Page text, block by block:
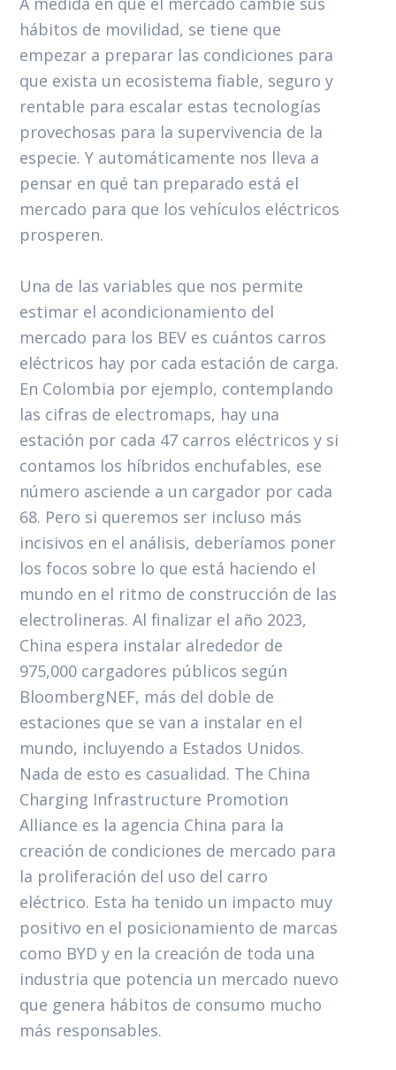
hábitos de movilidad, se tiene que
empezar a preparar las condiciones para
que exista un ecosistema fiable, seguro y
rentable para escalar estas tecnologías
provechosas para la supervivencia de la
especie. Y automáticamente nos lleva a
pensar en qué tan preparado está el
mercado para que los vehículos eléctricos
prosperen.
Una de las variables que nos permite
estimar el acondicionamiento del
mercado para los BEV es cuántos carros
eléctricos hay por cada estación de carga.
En Colombia por ejemplo, contemplando
las cifras de electromaps, hay una
estación por cada 47 carros eléctricos y si
contamos los híbridos enchufables, ese
número asciende a un cargador por cada
68. Pero si queremos ser incluso más
incisivos en el análisis, deberíamos poner
los focos sobre lo que está haciendo el
mundo en el ritmo de construcción de las
electrolineras. Al finalizar el año 2023,
China espera instalar alrededor de
975,000 cargadores públicos según
BloombergNEF, más del doble de
estaciones que se van a instalar en el
mundo, incluyendo a Estados Unidos.
Nada de esto es casualidad. The China
Charging Infrastructure Promotion
Alliance es la agencia China para la
creación de condiciones de mercado para
la proliferación del uso del carro
eléctrico. Esta ha tenido un impacto muy
positivo en el posicionamiento de marcas
como BYD y en la creación de toda una
industria que potencia un mercado nuevo
que genera hábitos de consumo mucho
más responsables.